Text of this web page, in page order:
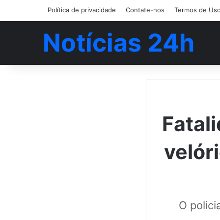
Política de privacidade Contate-nos Termos de Uso
Notícias 24h
O